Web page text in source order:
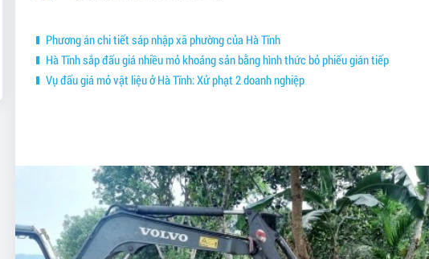
Phương án chi tiết sáp nhập xã phường của Hà Tĩnh
Hà Tĩnh sắp đấu giá nhiều mỏ khoáng sản bằng hình thức bỏ phiếu gián tiếp
Vụ đấu giá mỏ vật liệu ở Hà Tĩnh: Xử phạt 2 doanh nghiệp